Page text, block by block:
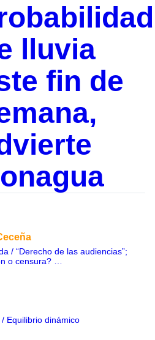
lluvia
fin de
/ “Derecho de las audiencias”;
o censura? …
Equilibrio dinámico